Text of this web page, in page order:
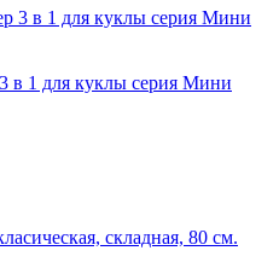
в 1 для куклы серия Мини